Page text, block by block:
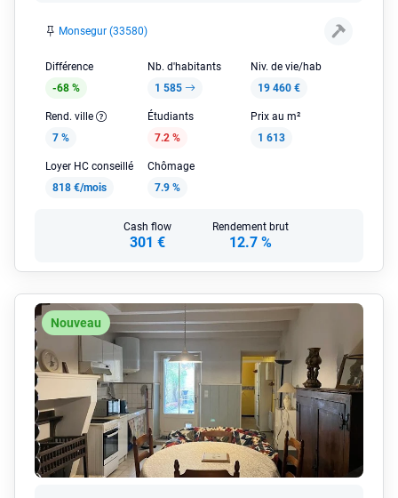
Monsegur (33580)
Différence
-68 %
Nb. d'habitants
1 585
Niv. de vie/hab
19 460 €
Rend. ville
7 %
Étudiants
7.2 %
Prix au m²
1 613
Loyer HC conseillé
818 €/mois
Chômage
7.9 %
Cash flow
301 €
Rendement brut
12.7 %
Nouveau